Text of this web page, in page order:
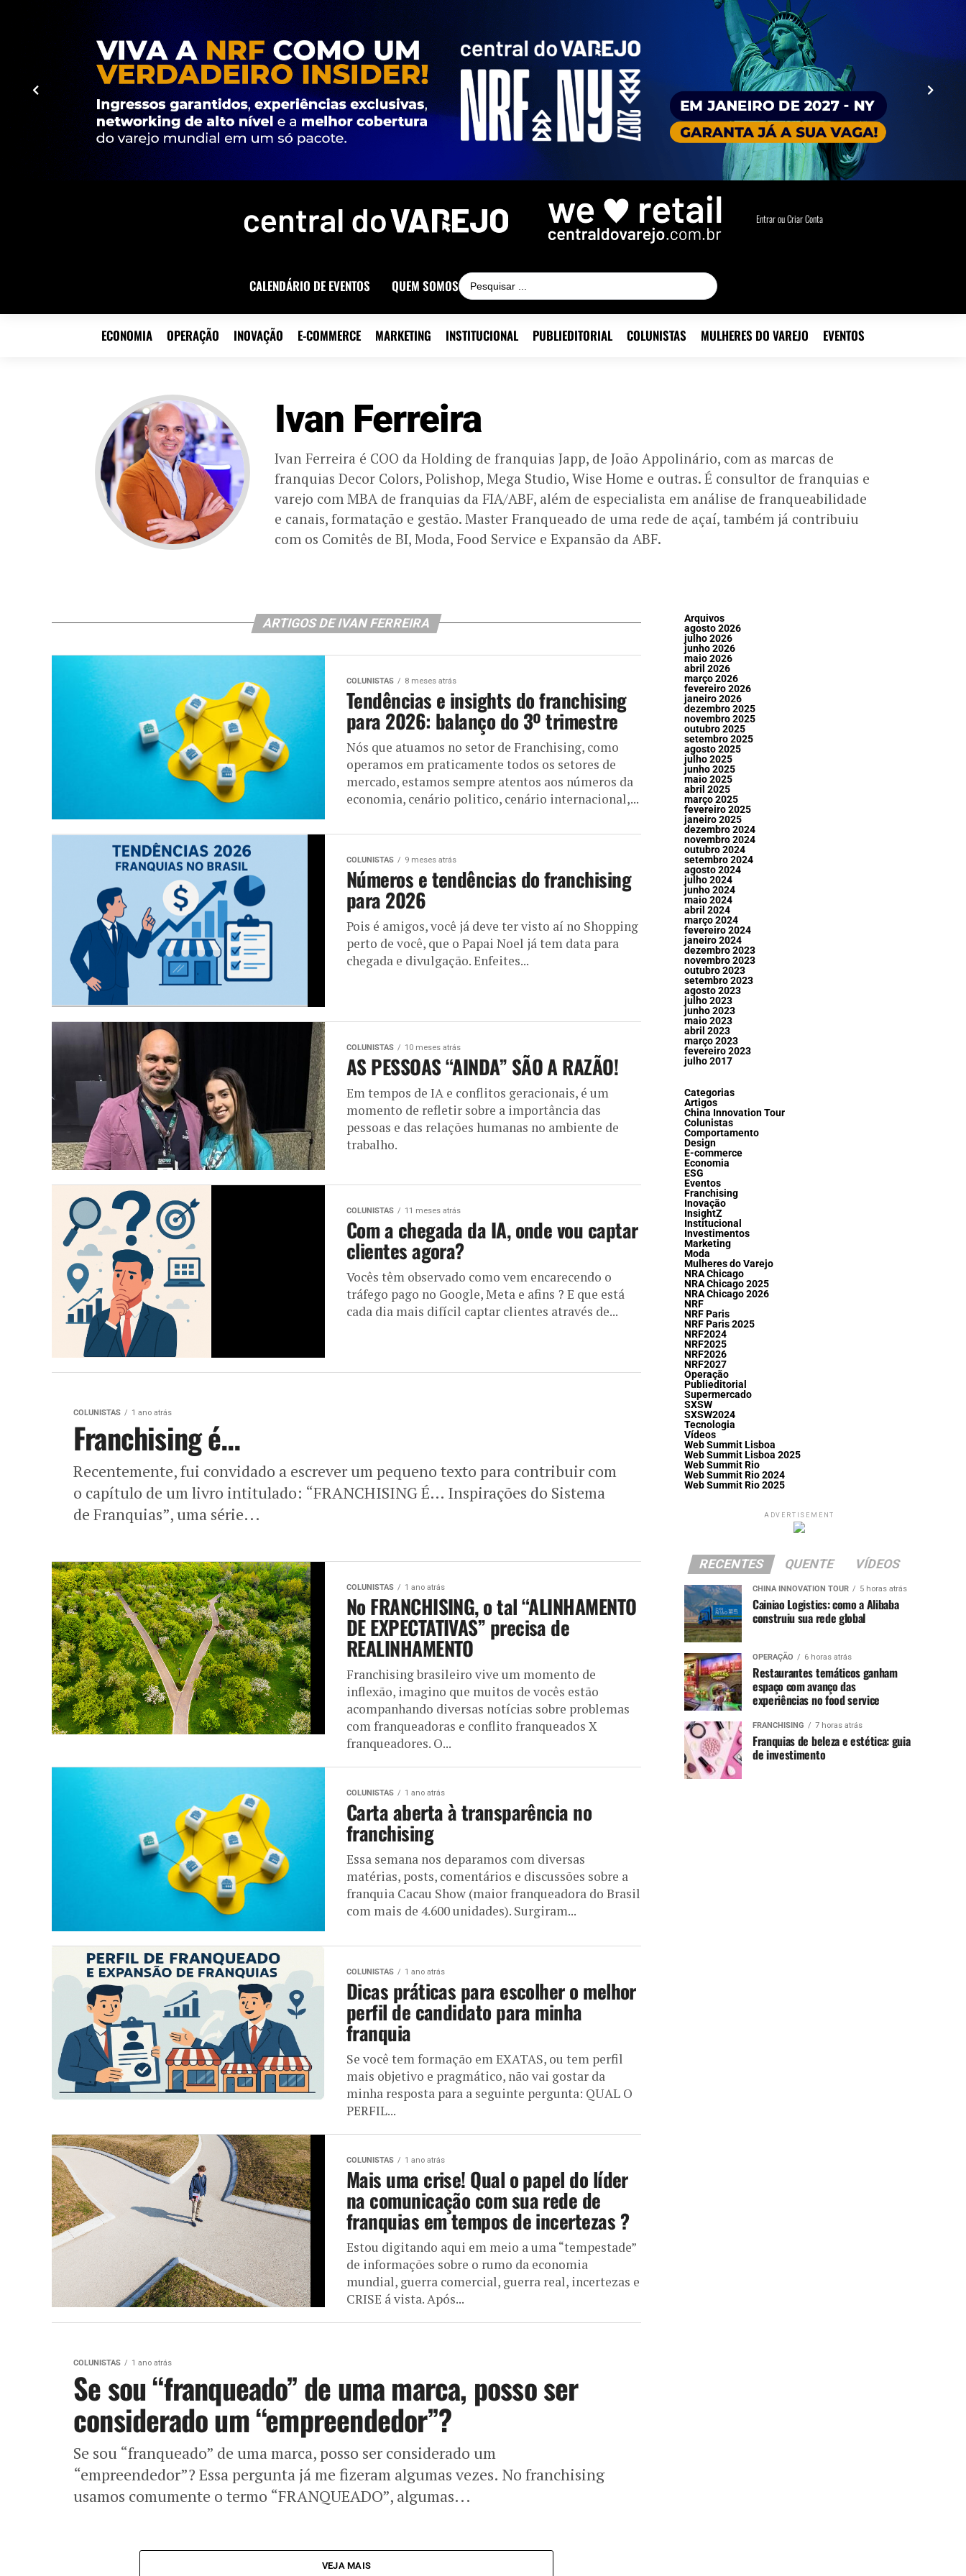
Entrar ou Criar Conta
CALENDÁRIO DE EVENTOS QUEM SOMOS
ECONOMIA OPERAÇÃO INOVAÇÃO E-COMMERCE MARKETING INSTITUCIONAL PUBLIEDITORIAL COLUNISTAS MULHERES DO VAREJO EVENTOS
Ivan Ferreira
Ivan Ferreira é COO da Holding de franquias Japp, de João Appolinário, com as marcas de
franquias Decor Colors, Polishop, Mega Studio, Wise Home e outras. É consultor de franquias e
varejo com MBA de franquias da FIA/ABF, além de especialista em análise de franqueabilidade
e canais, formatação e gestão. Master Franqueado de uma rede de açaí, também já contribuiu
com os Comitês de BI, Moda, Food Service e Expansão da ABF.
ARTIGOS DE IVAN FERREIRA
COLUNISTAS 8 meses atrás
Tendências e insights do franchising
para 2026: balanço do 3º trimestre
Nós que atuamos no setor de Franchising, como
operamos em praticamente todos os setores de
mercado, estamos sempre atentos aos números da
economia, cenário politico, cenário internacional,...
COLUNISTAS 9 meses atrás
Números e tendências do franchising
para 2026
Pois é amigos, você já deve ter visto aí no Shopping
perto de você, que o Papai Noel já tem data para
chegada e divulgação. Enfeites...
COLUNISTAS 10 meses atrás
AS PESSOAS “AINDA” SÃO A RAZÃO!
Em tempos de IA e conflitos geracionais, é um
momento de refletir sobre a importância das
pessoas e das relações humanas no ambiente de
trabalho.
COLUNISTAS 11 meses atrás
Com a chegada da IA, onde vou captar
clientes agora?
Vocês têm observado como vem encarecendo o
tráfego pago no Google, Meta e afins ? E que está
cada dia mais difícil captar clientes através de...
COLUNISTAS 1 ano atrás
Franchising é…
Recentemente, fui convidado a escrever um pequeno texto para contribuir com
o capítulo de um livro intitulado: “FRANCHISING É… Inspirações do Sistema
de Franquias”, uma série...
COLUNISTAS 1 ano atrás
No FRANCHISING, o tal “ALINHAMENTO
DE EXPECTATIVAS” precisa de
REALINHAMENTO
Franchising brasileiro vive um momento de
inflexão, imagino que muitos de vocês estão
acompanhando diversas notícias sobre problemas
com franqueadoras e conflito franqueados X
franqueadores. O...
COLUNISTAS 1 ano atrás
Carta aberta à transparência no
franchising
Essa semana nos deparamos com diversas
matérias, posts, comentários e discussões sobre a
franquia Cacau Show (maior franqueadora do Brasil
com mais de 4.600 unidades). Surgiram...
COLUNISTAS 1 ano atrás
Dicas práticas para escolher o melhor
perfil de candidato para minha
franquia
Se você tem formação em EXATAS, ou tem perfil
mais objetivo e pragmático, não vai gostar da
minha resposta para a seguinte pergunta: QUAL O
PERFIL...
COLUNISTAS 1 ano atrás
Mais uma crise! Qual o papel do líder
na comunicação com sua rede de
franquias em tempos de incertezas ?
Estou digitando aqui em meio a uma “tempestade”
de informações sobre o rumo da economia
mundial, guerra comercial, guerra real, incertezas e
CRISE á vista. Após...
COLUNISTAS 1 ano atrás
Se sou “franqueado” de uma marca, posso ser
considerado um “empreendedor”?
Se sou “franqueado” de uma marca, posso ser considerado um
“empreendedor”? Essa pergunta já me fizeram algumas vezes. No franchising
usamos comumente o termo “FRANQUEADO”, algumas...
VEJA MAIS
Arquivos
agosto 2026
julho 2026
junho 2026
maio 2026
abril 2026
março 2026
fevereiro 2026
janeiro 2026
dezembro 2025
novembro 2025
outubro 2025
setembro 2025
agosto 2025
julho 2025
junho 2025
maio 2025
abril 2025
março 2025
fevereiro 2025
janeiro 2025
dezembro 2024
novembro 2024
outubro 2024
setembro 2024
agosto 2024
julho 2024
junho 2024
maio 2024
abril 2024
março 2024
fevereiro 2024
janeiro 2024
dezembro 2023
novembro 2023
outubro 2023
setembro 2023
agosto 2023
julho 2023
junho 2023
maio 2023
abril 2023
março 2023
fevereiro 2023
julho 2017
Categorias
Artigos
China Innovation Tour
Colunistas
Comportamento
Design
E-commerce
Economia
ESG
Eventos
Franchising
Inovação
InsightZ
Institucional
Investimentos
Marketing
Moda
Mulheres do Varejo
NRA Chicago
NRA Chicago 2025
NRA Chicago 2026
NRF
NRF Paris
NRF Paris 2025
NRF2024
NRF2025
NRF2026
NRF2027
Operação
Publieditorial
Supermercado
SXSW
SXSW2024
Tecnologia
Vídeos
Web Summit Lisboa
Web Summit Lisboa 2025
Web Summit Rio
Web Summit Rio 2024
Web Summit Rio 2025
ADVERTISEMENT
RECENTES QUENTE VÍDEOS
CHINA INNOVATION TOUR 5 horas atrás
Cainiao Logistics: como a Alibaba
construiu sua rede global
OPERAÇÃO 6 horas atrás
Restaurantes temáticos ganham
espaço com avanço das
experiências no food service
FRANCHISING 7 horas atrás
Franquias de beleza e estética: guia
de investimento